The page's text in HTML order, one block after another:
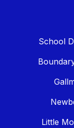
School
Little